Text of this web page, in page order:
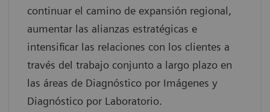
continuar el camino de expansión regional,
aumentar las alianzas estratégicas e
intensificar las relaciones con los clientes a
través del trabajo conjunto a largo plazo en
las áreas de Diagnóstico por Imágenes y
Diagnóstico por Laboratorio.